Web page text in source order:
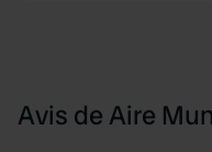
Avis de Aire